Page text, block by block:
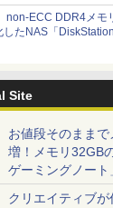
Watch】
non-ECC DDR4メモ
したNAS「
抑えて導入でき、
Site
お値段そのままで
増！メモリ32GB
ゲーミングノート
クリエイティブ